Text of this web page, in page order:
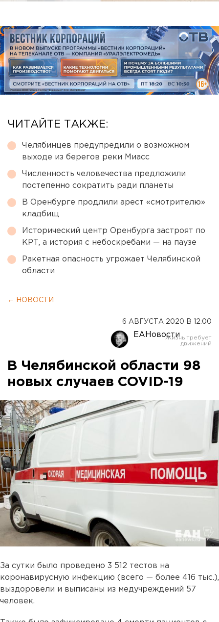
ЧИТАЙТЕ ТАКЖЕ:
Челябинцев предупредили о возможном
выходе из берегов реки Миасс
Численность человечества предложили
постепенно сократить ради планеты
В Оренбурге продлили арест «смотрителю»
кладбищ
Исторический центр Оренбурга застроят по
КРТ, а история с небоскребами — на паузе
Ракетная опасность угрожает Челябинской
области
← НОВОСТИ
6 АВГУСТА 2020 В 12:00
ЕАНовости
В Челябинской области 98
новых случаев COVID-19
За сутки было проведено 3 512 тестов на
коронавирусную инфекцию (всего — более 416 тыс.),
выздоровели и выписаны из медучреждений 57
человек.